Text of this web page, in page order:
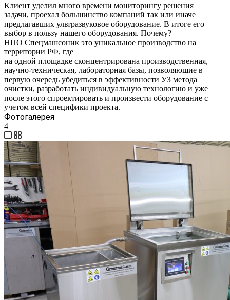
Клиент уделил много времени мониторингу решения
задачи, проехал большинство компаний так или иначе
предлагавших ультразвуковое оборудование. В итоге его
выбор в пользу нашего оборудования. Почему?
НПО Спецмашсоник это уникальное производство на
территории РФ, где
на одной площадке сконцентрирована производственная,
научно-техническая, лабораторная базы, позволяющие в
первую очередь убедиться в эффективности УЗ метода
очистки, разработать индивидуальную технологию и уже
после этого спроектировать и произвести оборудование с
учетом всей специфики проекта.
Фотогалерея
4 —